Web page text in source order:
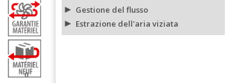
0
Gestione del flusso
Estrazione dell'aria viziata